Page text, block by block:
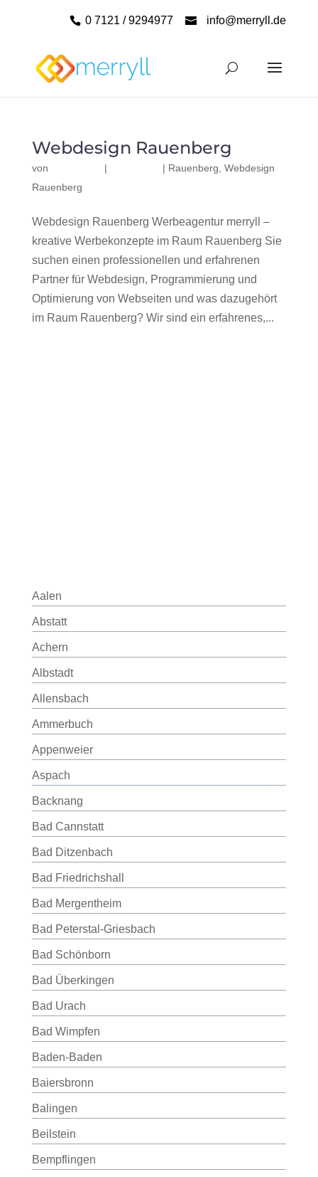
0 7121 / 9294977 info@merryll.de
Webdesign Rauenberg
von | | Rauenberg Webdesign
Rauenberg
Webdesign Rauenberg Werbeagentur merryll –
kreative Werbekonzepte im Raum Rauenberg Sie
suchen einen professionellen und erfahrenen
Partner für Webdesign, Programmierung und
Optimierung von Webseiten und was dazugehört
im Raum Rauenberg? Wir sind ein erfahrenes,...
Aalen
Abstatt
Achern
Albstadt
Allensbach
Ammerbuch
Appenweier
Aspach
Backnang
Bad Cannstatt
Bad Ditzenbach
Bad Friedrichshall
Bad Mergentheim
Bad Peterstal-Griesbach
Bad Schönborn
Bad Überkingen
Bad Urach
Bad Wimpfen
Baden-Baden
Baiersbronn
Balingen
Beilstein
Bempflingen